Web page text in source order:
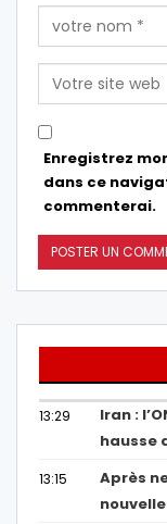
Enregistrez
dans ce
commenterai.
13:29
Iran :
hausse
13:15
Après